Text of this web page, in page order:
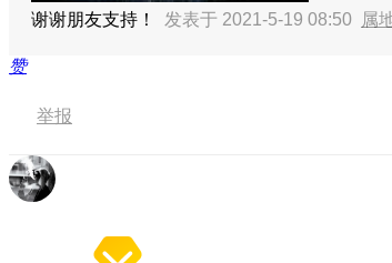
谢谢朋友支持！ 发表于 2021-5-19 08:50 属
赞
举报